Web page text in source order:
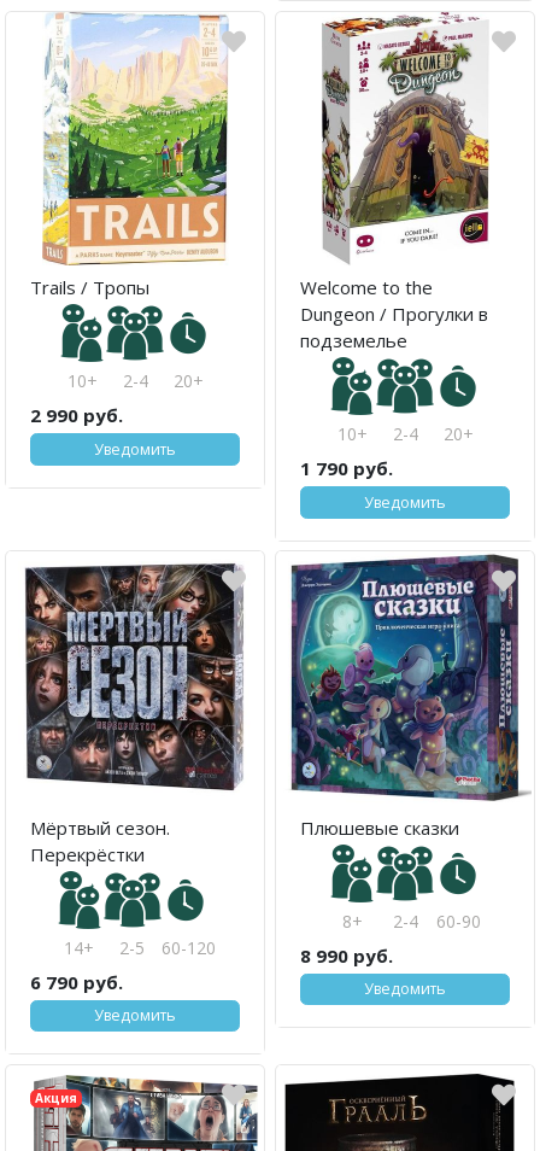
Trails / Тропы
10+ 2-4 20+
2 990 руб.
Уведомить
Welcome to the
Dungeon / Прогулки в
подземелье
10+ 2-4 20+
1 790 руб.
Уведомить
Мёртвый сезон.
Перекрёстки
14+ 2-5 60-120
6 790 руб.
Уведомить
Плюшевые сказки
8+ 2-4 60-90
8 990 руб.
Уведомить
Акция